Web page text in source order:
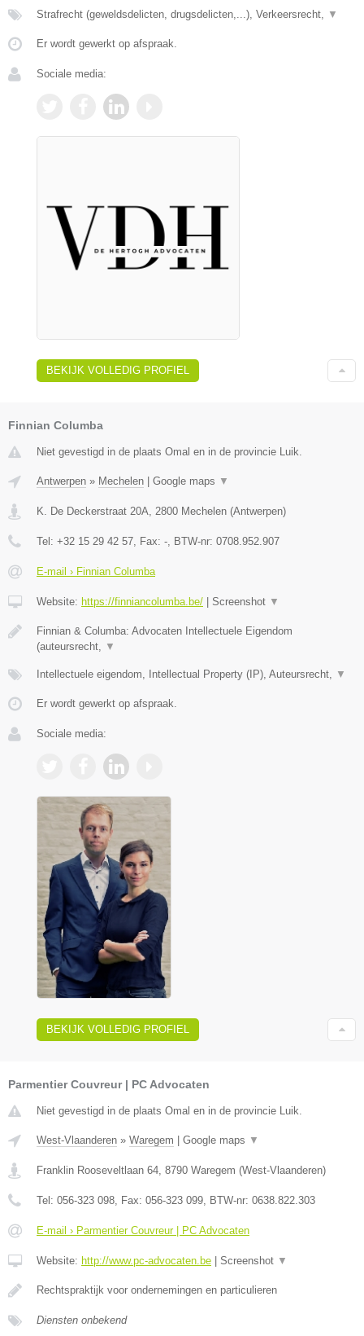
Strafrecht (geweldsdelicten, drugsdelicten,...), Verkeersrecht, ▼
Er wordt gewerkt op afspraak.
Sociale media:
BEKIJK VOLLEDIG PROFIEL
Finnian Columba
Niet gevestigd in de plaats Omal en in de provincie Luik.
Antwerpen » Mechelen Google maps ▼
K. De Deckerstraat 20A 2800 Mechelen (Antwerpen)
Tel: +32 15 29 42 57 , Fax: - , BTW-nr: 0708.952.907
E-mail › Finnian Columba
Website: https://finniancolumba.be/ Screenshot ▼
Finnian & Columba: Advocaten Intellectuele Eigendom
(auteursrecht,
▼
Intellectuele eigendom, Intellectual Property (IP), Auteursrecht, ▼
Er wordt gewerkt op afspraak.
Sociale media:
BEKIJK VOLLEDIG PROFIEL
Parmentier Couvreur | PC Advocaten
Niet gevestigd in de plaats Omal en in de provincie Luik.
West-Vlaanderen » Waregem Google maps ▼
Franklin Rooseveltlaan 64 8790 Waregem (West-Vlaanderen)
Tel: 056-323 098 , Fax: 056-323 099 , BTW-nr: 0638.822.303
E-mail › Parmentier Couvreur | PC Advocaten
Website: http://www.pc-advocaten.be Screenshot ▼
Rechtspraktijk voor ondernemingen en particulieren
Diensten onbekend